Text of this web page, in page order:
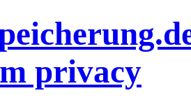
privacy